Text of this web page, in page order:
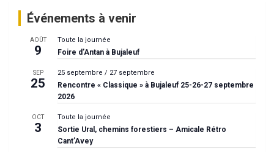
Événements à venir
AOÛT
9
Toute la journée
Foire d’Antan à Bujaleuf
SEP
25
25 septembre / 27 septembre
Rencontre « Classique » à Bujaleuf 25-26-27 septembre
2026
OCT
3
Toute la journée
Sortie Ural, chemins forestiers – Amicale Rétro
Cant’Avey